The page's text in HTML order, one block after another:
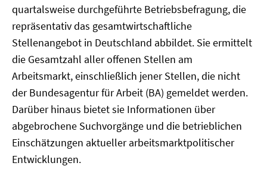
quartalsweise durchgeführte Betriebsbefragung, die
repräsentativ das gesamtwirtschaftliche
Stellenangebot in Deutschland abbildet. Sie ermittelt
die Gesamtzahl aller offenen Stellen am
Arbeitsmarkt, einschließlich jener Stellen, die nicht
der Bundesagentur für Arbeit (BA) gemeldet werden.
Darüber hinaus bietet sie Informationen über
abgebrochene Suchvorgänge und die betrieblichen
Einschätzungen aktueller arbeitsmarktpolitischer
Entwicklungen.